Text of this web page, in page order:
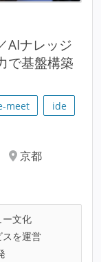
AIナレッジ
で基盤構築
meet
ide
京都
ー文化
スを運営